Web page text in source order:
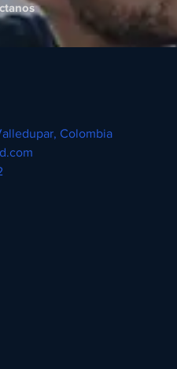
Colombia